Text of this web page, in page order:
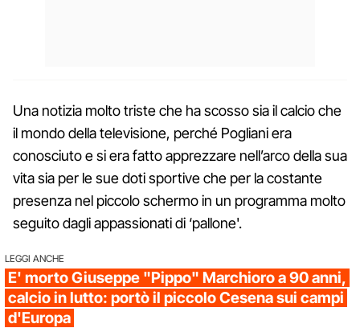
Una notizia molto triste che ha scosso sia il calcio che
il mondo della televisione, perché Pogliani era
conosciuto e si era fatto apprezzare nell’arco della sua
vita sia per le sue doti sportive che per la costante
presenza nel piccolo schermo in un programma molto
seguito dagli appassionati di ‘pallone'.
LEGGI ANCHE
E' morto Giuseppe "Pippo" Marchioro a 90 anni,
calcio in lutto: portò il piccolo Cesena sui campi
d'Europa